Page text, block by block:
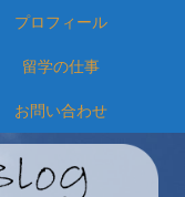
プロフィール
留学の仕事
お問い合わせ